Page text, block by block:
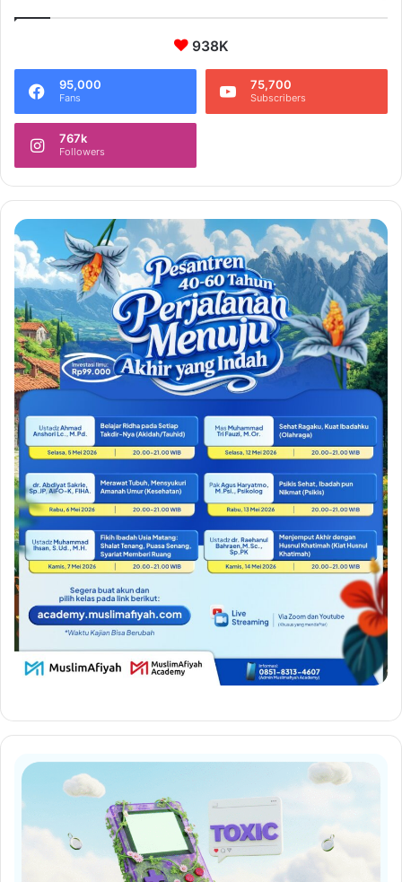
938K
95,000
Fans
75,700
Subscribers
767k
Followers